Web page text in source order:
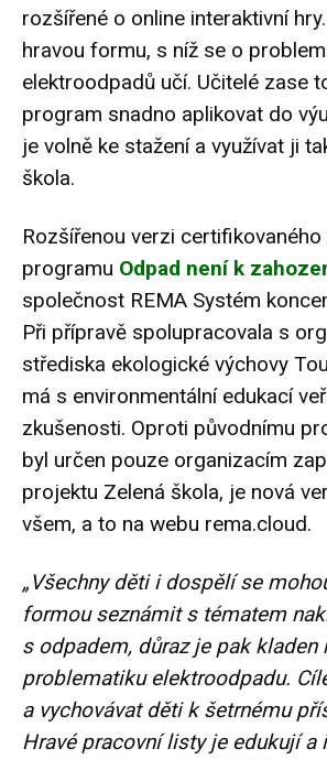
rozšířené o online interaktivní
hravou formu, s níž se o
elektroodpadů učí. Učitelé zase
program snadno aplikovat do
je volně ke stažení a využívat ji
škola.
Rozšířenou verzi
programu Odpad není k
společnost REMA Systém
Při přípravě spolupracovala s
střediska ekologické výchovy
má s environmentální edukací
zkušenosti. Oproti původnímu
byl určen pouze organizacím
projektu Zelená škola, je nová
všem, a to na webu rema.cloud.
„Všechny děti i dospělí se
formou seznámit s tématem
s odpadem, důraz je pak kladen
problematiku elektroodpadu.
a vychovávat děti k šetrnému
Hravé pracovní listy je edukují a